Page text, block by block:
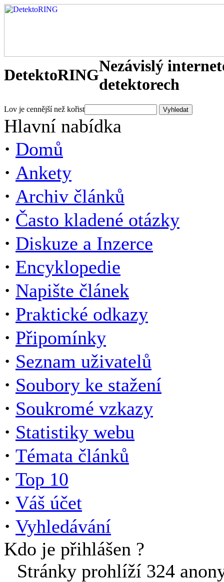
DetektoRINGNezávislý
detektorech
Lov je cennější než kořist
Hlavní nabídka
· Domů
· Ankety
· Archiv článků
· Často kladené otázky
· Diskuze a Inzerce
· Encyklopedie
· Napište článek
· Praktické odkazy
· Připomínky
· Seznam uživatelů
· Soubory ke stažení
· Soukromé vzkazy
· Statistiky webu
· Témata článků
· Top 10
· Váš účet
· Vyhledávání
Kdo je přihlášen ?
Stránky prohlíží 324